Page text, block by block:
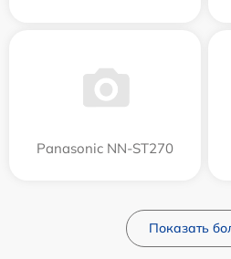
Panasonic NN-ST270
Показать